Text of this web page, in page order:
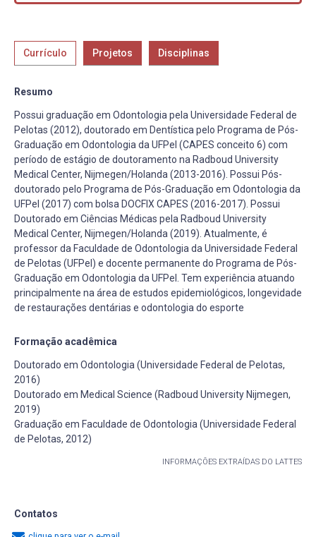
Currículo Projetos Disciplinas
Resumo
Possui graduação em Odontologia pela Universidade Federal de
Pelotas (2012), doutorado em Dentística pelo Programa de Pós-
Graduação em Odontologia da UFPel (CAPES conceito 6) com
período de estágio de doutoramento na Radboud University
Medical Center, Nijmegen/Holanda (2013-2016). Possui Pós-
doutorado pelo Programa de Pós-Graduação em Odontologia da
UFPel (2017) com bolsa DOCFIX CAPES (2016-2017). Possui
Doutorado em Ciências Médicas pela Radboud University
Medical Center, Nijmegen/Holanda (2019). Atualmente, é
professor da Faculdade de Odontologia da Universidade Federal
de Pelotas (UFPel) e docente permanente do Programa de Pós-
Graduação em Odontologia da UFPel. Tem experiência atuando
principalmente na área de estudos epidemiológicos, longevidade
de restaurações dentárias e odontologia do esporte
Formação acadêmica
Doutorado em Odontologia (Universidade Federal de Pelotas,
2016)
Doutorado em Medical Science (Radboud University Nijmegen,
2019)
Graduação em Faculdade de Odontologia (Universidade Federal
de Pelotas, 2012)
INFORMAÇÕES EXTRAÍDAS DO LATTES
Contatos